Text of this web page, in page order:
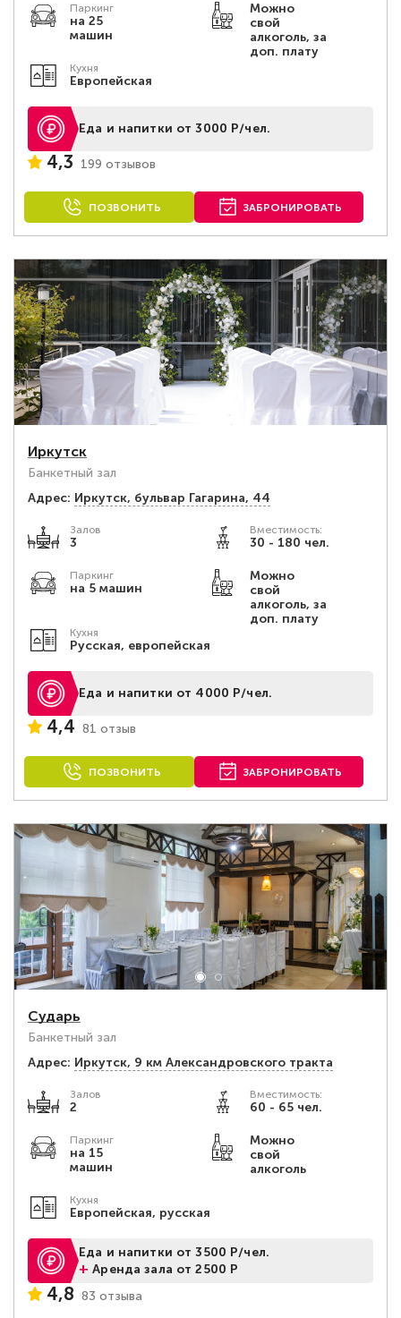
Паркинг
на 25
машин
Можно
свой
алкоголь, за
доп. плату
Кухня
Европейская
Еда и напитки от 3000 Р/чел.
4,3 199 отзывов
ПОЗВОНИТЬ ЗАБРОНИРОВАТЬ
Иркутск
Банкетный зал
Адрес: Иркутск, бульвар Гагарина, 44
Залов
3
Вместимость:
30 - 180 чел.
Паркинг
на 5 машин
Можно
свой
алкоголь, за
доп. плату
Кухня
Русская, европейская
Еда и напитки от 4000 Р/чел.
4,4 81 отзыв
ПОЗВОНИТЬ ЗАБРОНИРОВАТЬ
Сударь
Банкетный зал
Адрес: Иркутск, 9 км Александровского тракта
Залов
2
Вместимость:
60 - 65 чел.
Паркинг
на 15
машин
Можно
свой
алкоголь
Кухня
Европейская, русская
Еда и напитки от 3500 Р/чел.
+Аренда зала от 2500 Р
4,8 83 отзыва